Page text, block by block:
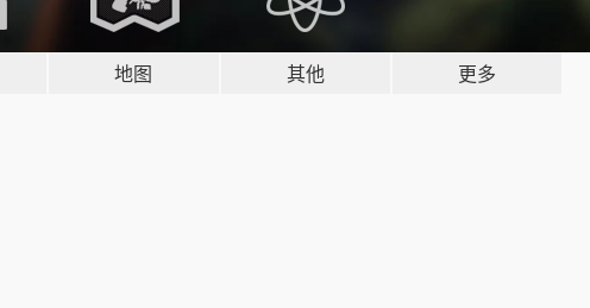
地图 其他 更多